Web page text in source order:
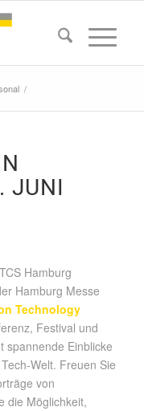
/
JUNI
Hamburg
Hamburg Messe
Technology
Festival und
spannende Einblicke
Welt. Freuen Sie
von
die Möglichkeit,